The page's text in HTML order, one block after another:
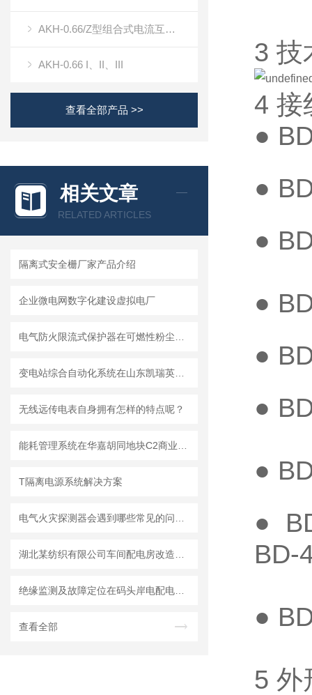
AKH-0.66/Z型组合式电流互感器
AKH-0.66 I、II、III
查看全部产品 >>
相关文章
RELATED ARTICLES
隔离式安全栅厂家产品介绍
企业微电网数字化建设虚拟电厂
无线远传电表自身拥有怎样的特点呢？
T隔离电源系统解决方案
查看全部
3 技
4 接
●
●
●
●
●
●
●
●
BD-
●
5 外